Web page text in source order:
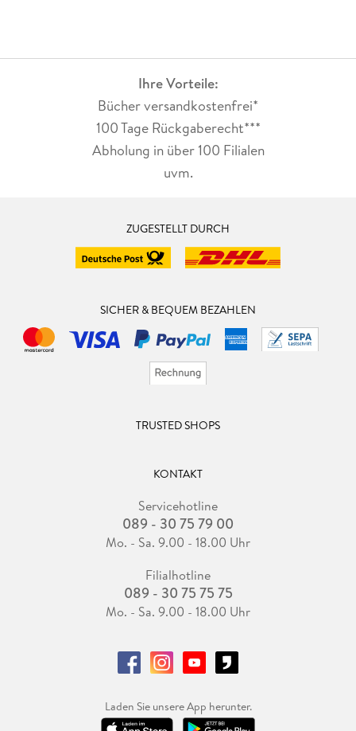
Ihre Vorteile:
Bücher versandkostenfrei*
100 Tage Rückgaberecht***
Abholung in über 100 Filialen
uvm.
ZUGESTELLT DURCH
SICHER & BEQUEM BEZAHLEN
TRUSTED SHOPS
KONTAKT
Servicehotline
089 - 30 75 79 00
Mo. - Sa. 9.00 - 18.00 Uhr
Filialhotline
089 - 30 75 75 75
Mo. - Sa. 9.00 - 18.00 Uhr
Laden Sie unsere App herunter.